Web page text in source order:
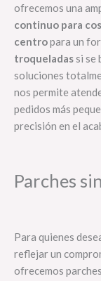
ofrecemos una
continuo para
centropara un
troqueladassi se
soluciones
nos permite
pedidos más
precisión en el
Parches
Para quienes
reflejar un
ofrecemos